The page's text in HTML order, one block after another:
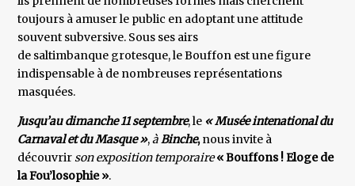
toujours à amuser le public en adoptant une attitude
souvent subversive. Sous ses airs
de saltimbanque grotesque, le Bouffon est une figure
indispensable à de nombreuses représentations
masquées.
Jusqu’au dimanche 11 septembre, le « Musée intenational du
Carnaval et du Masque »,àBinche,nous invite à
découvrirson exposition temporaire« Bouffons ! Eloge de
la Fou’losophie ».